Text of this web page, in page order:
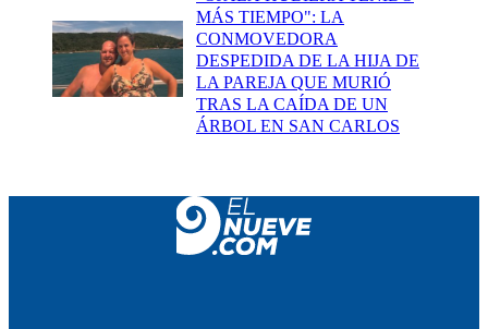
MÁS TIEMPO": LA
CONMOVEDORA
DESPEDIDA DE LA HIJA DE
LA PAREJA QUE MURIÓ
TRAS LA CAÍDA DE UN
ÁRBOL EN SAN CARLOS